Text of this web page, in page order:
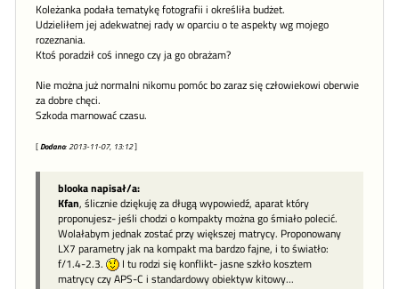
Koleżanka podała tematykę fotografii i określiła budżet.
Udzieliłem jej adekwatnej rady w oparciu o te aspekty wg mojego
rozeznania.
Ktoś poradził coś innego czy ja go obrażam?
Nie można już normalni nikomu pomóc bo zaraz się człowiekowi oberwie
za dobre chęci.
Szkoda marnować czasu.
[ Dodano: 2013-11-07, 13:12]
blooka napisał/a:
Kfan, ślicznie dziękuję za długą wypowiedź, aparat który
proponujesz- jeśli chodzi o kompakty można go śmiało polecić.
Wolałabym jednak zostać przy większej matrycy. Proponowany
LX7 parametry jak na kompakt ma bardzo fajne, i to światło:
f/1.4-2.3.
I tu rodzi się konflikt- jasne szkło kosztem
matrycy czy APS-C i standardowy obiektyw kitowy...